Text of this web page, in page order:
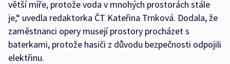
větší míře, protože voda v mnohých prostorách stále
je,“ uvedla redaktorka ČT Kateřina Trnková. Dodala, že
zaměstnanci opery musejí prostory procházet s
baterkami, protože hasiči z důvodu bezpečnosti odpojili
elektřinu.